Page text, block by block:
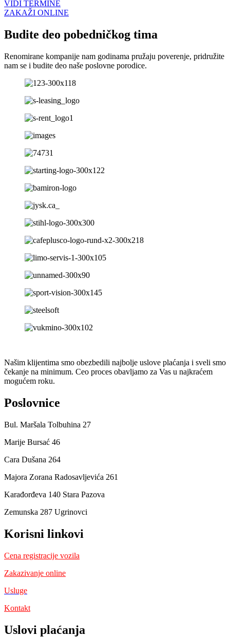
VIDI TERMINE
ZAKAŽI ONLINE
Budite deo pobedničkog tima
Renomirane kompanije nam godinama pružaju poverenje, pridružite
nam se i budite deo naše poslovne porodice.
Našim klijentima smo obezbedili najbolje uslove plaćanja i sveli smo
čekanje na minimum. Ceo proces obavljamo za Vas u najkraćem
mogućem roku.
Poslovnice
Bul. Maršala Tolbuhina 27
Marije Bursać 46
Cara Dušana 264
Majora Zorana Radosavljevića 261
Karađorđeva 140 Stara Pazova
Zemunska 287 Ugrinovci
Korisni linkovi
Cena registracije vozila
Zakazivanje online
Usluge
Kontakt
Uslovi plaćanja